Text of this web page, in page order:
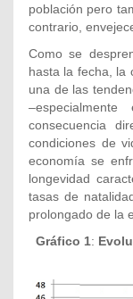
población pero
contrario,
Como se
hasta la fecha, la
una de las
consecuencia
condiciones de
economía se
longevidad
tasas de
prolongado de la
Gráfico 1: